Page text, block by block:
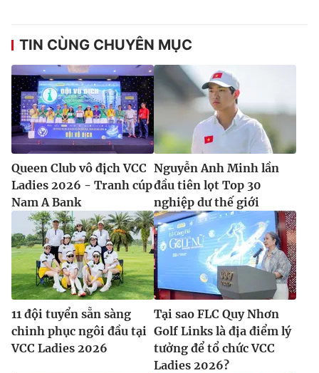
TIN CÙNG CHUYÊN MỤC
Queen Club vô địch VCC
Ladies 2026 - Tranh cúp
Nam A Bank
Nguyễn Anh Minh lần
đầu tiên lọt Top 30
nghiệp dư thế giới
11 đội tuyển sẵn sàng
chinh phục ngôi đầu tại
VCC Ladies 2026
Tại sao FLC Quy Nhơn
Golf Links là địa điểm lý
tưởng để tổ chức VCC
Ladies 2026?